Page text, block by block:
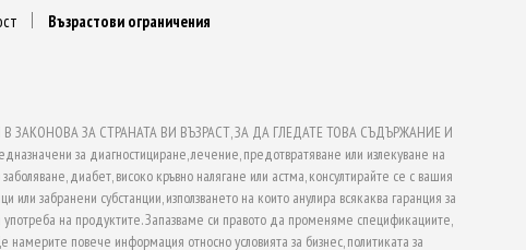
Възрастови ограничения
ЗА СТРАНАТА ВИ ВЪЗРАСТ, ЗА ДА ГЛЕДАТЕ ТОВА СЪДЪРЖАНИЕ И
за диагностициране, лечение, предотвратяване или излекуване на
диабет, високо кръвно налягане или астма, консултирайте се с вашия
забранени субстанции, използването на които анулира всякаква гаранция за
на продуктите. Запазваме си правото да променяме спецификациите,
повече информация относно условията за бизнес, политиката за